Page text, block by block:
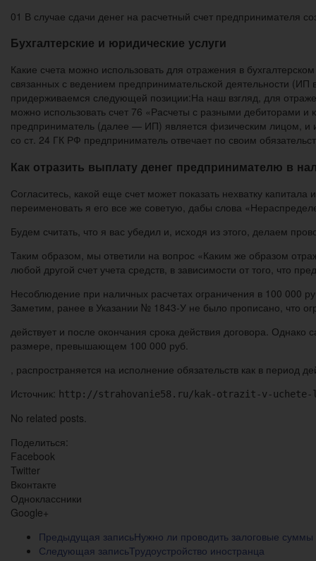
01 В случае сдачи денег на расчетный счет предпринимателя
Бухгалтерские и юридические услуги
Какие счета можно использовать для отражения в
связанных с ведением предпринимательской деятельности
придерживаемся следующей позиции:На наш взгляд, для
можно использовать счет 76 «Расчеты с разными дебиторами
предприниматель (далее — ИП) является физическим лицом, и
со ст. 24 ГК РФ предприниматель отвечает по своим
Как отразить выплату денег предпринимателю в
Согласитесь, какой еще счет может показать нехватку
переименовать я его все же советую, дабы слова
Будем считать, что я вас убедил и, исходя из этого, делаем
Таким образом, мы ответили на вопрос «Каким же образом
любой другой счет учета средств, в зависимости от того, что
Несоблюдение при наличных расчетах ограничения в 100 000
Заметим, ранее в Указании № 1843-У не было прописано, что
действует и после окончания срока действия договора.
размере, превышающем 100 000 руб.
, распространяется на исполнение обязательств как в период
Источник: http://strahovanie58.ru/kak-otrazit-v-uchete-
No related posts.
Поделиться:
Facebook
Twitter
Вконтакте
Одноклассники
Google+
Предыдущая записьНужно ли проводить залоговые суммы
Следующая записьТрудоустройство иностранца